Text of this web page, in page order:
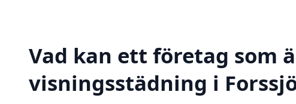
Vad kan ett företag som
visningsstädning i